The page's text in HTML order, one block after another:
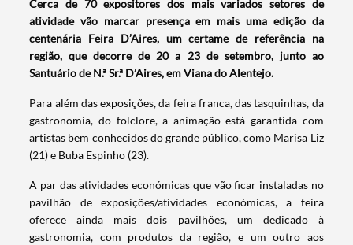
Cerca de 70 expositores dos mais variados setores de
atividade vão marcar presença em mais uma edição da
centenária Feira D’Aires, um certame de referência na
região, que decorre de 20 a 23 de setembro, junto ao
Santuário de N.ª Sr.ª D’Aires, em Viana do Alentejo.
Para além das exposições, da feira franca, das tasquinhas, da
gastronomia, do folclore, a animação está garantida com
artistas bem conhecidos do grande público, como Marisa Liz
(21) e Buba Espinho (23).
A par das atividades económicas que vão ficar instaladas no
pavilhão de exposições/atividades económicas, a feira
oferece ainda mais dois pavilhões, um dedicado à
gastronomia, com produtos da região, e um outro aos